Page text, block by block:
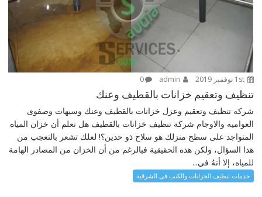
1st نوفمبر 2019 0
تنظيف وتعقيم خزانات بالقطيف وعنك
شركه تنظيف وتعقيم وعزل خزانات بالقطيف وعنك وسيهات وصفوى
العواميه والاوجام شركة تنظيف خزانات بالقطيف هل تعلم أن خزان المياه
المتواجد على سطح منزلك هو سلاح ذو حدين؟! لعلك تشعر بالتعجب من
هذا السؤال، ولكن هذه الحقيقية فبالرغم من أن الخزان من المصادر الهامة
للمياه، إلا أنهُ في...
خدمات تنظيف الخزانات والكنب فى الشرقية